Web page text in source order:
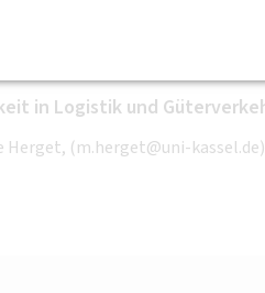
in Logistik und
Herget, (m.herget@uni-kassel.de)